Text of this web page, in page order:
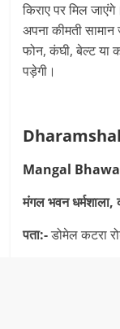
किराए पर मिल
अपना कीमती
फोन, कंघी, बेल्ट या
पड़ेगी।
Mangal
मंगल भवन धर्मशाला,
पता:-डोमेल कटरा